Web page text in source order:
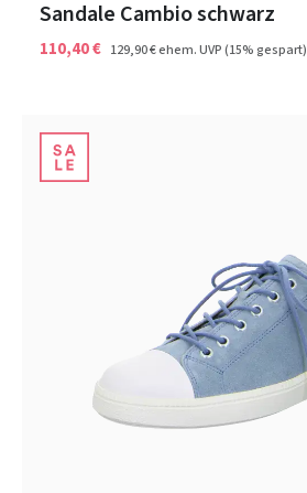
Sandale Cambio schwarz
110,40 € 129,90 €ehem. UVP(15% gespart)